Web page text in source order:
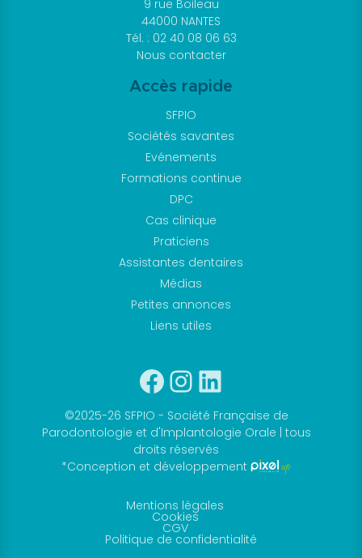
9 rue Boileau
44000 NANTES
Tél. : 02 40 08 06 63
Nous contacter
Accès rapide
SFPIO
Sociétés savantes
Evénements
Formations continue
DPC
Cas clinique
Praticiens
Assistantes dentaires
Médias
Petites annonces
Liens utiles
Facebook
Instagram
©2025-26 SFPIO - Société Française de
Parodontologie et d'Implantologie Orale | tous
droits réservés
*Conception et développement
Mentions légales
Cookies
CGV
Politique de confidentialité